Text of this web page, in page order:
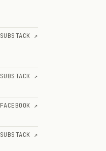
SUBSTACK ↗
SUBSTACK ↗
FACEBOOK ↗
SUBSTACK ↗